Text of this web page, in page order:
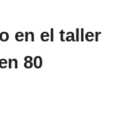
en el taller
80